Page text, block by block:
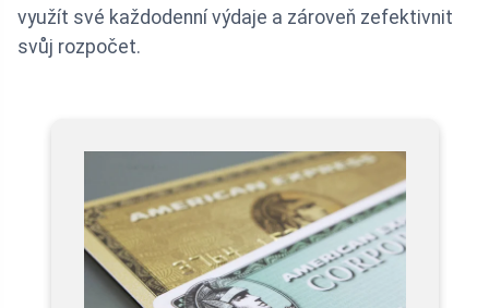
využít své každodenní výdaje a zároveň zefektivnit
svůj rozpočet.